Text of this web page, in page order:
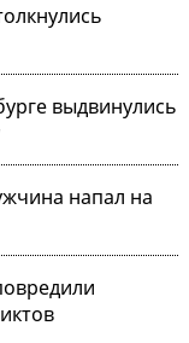
выдвинулись
напал на